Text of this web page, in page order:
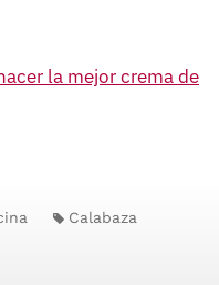
la mejor crema de
Calabaza